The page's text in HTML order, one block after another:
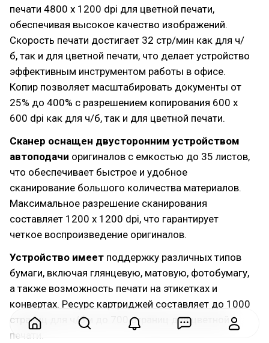
печати 4800 x 1200 dpi для цветной печати,
обеспечивая высокое качество изображений.
Скорость печати достигает 32 стр/мин как для ч/
б, так и для цветной печати, что делает устройство
эффективным инструментом работы в офисе.
Копир позволяет масштабировать документы от
25% до 400% с разрешением копирования 600 x
600 dpi как для ч/б, так и для цветной печати.
Сканер оснащен двусторонним устройством
автоподачи оригиналов с емкостью до 35 листов,
что обеспечивает быстрое и удобное
сканирование большого количества материалов.
Максимальное разрешение сканирования
составляет 1200 x 1200 dpi, что гарантирует
четкое воспроизведение оригиналов.
Устройство имеет поддержку различных типов
бумаги, включая глянцевую, матовую, фотобумагу,
а также возможность печати на этикетках и
конвертах. Ресурс картриджей составляет до 1000
страниц для ч/б и до 700 страниц для цветной
печати.